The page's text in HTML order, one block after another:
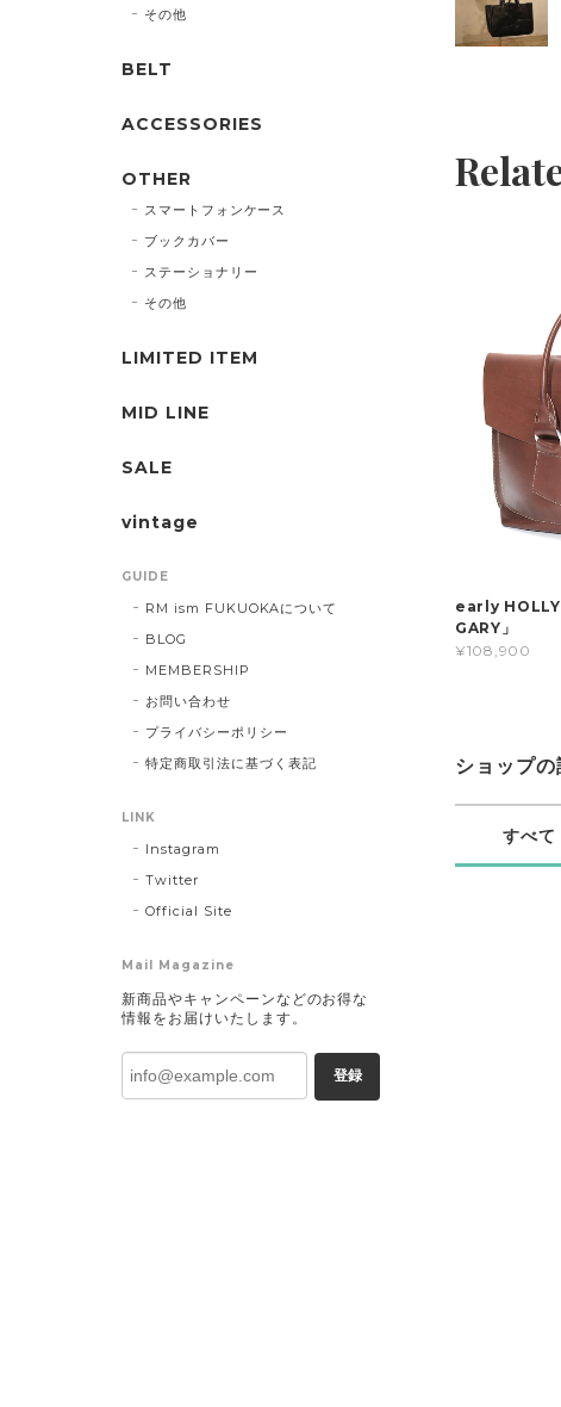
early
GARY」
¥108,900
ショップの
すべて
その他
BELT
ACCESSORIES
OTHER
スマートフォンケース
ブックカバー
ステーショナリー
その他
LIMITED ITEM
MID LINE
SALE
vintage
GUIDE
RM ism FUKUOKAについて
BLOG
MEMBERSHIP
お問い合わせ
プライバシーポリシー
特定商取引法に基づく表記
LINK
Instagram
Twitter
Official Site
Mail Magazine
新商品やキャンペーンなどのお得な
情報をお届けいたします。
登録